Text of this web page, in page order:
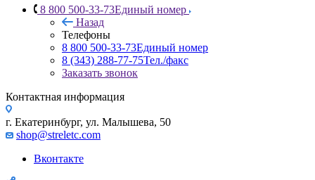
8 800 500-33-73Единый номер
Назад
Телефоны
8 800 500-33-73Единый номер
8 (343) 288-77-75Тел./факс
Заказать звонок
Контактная информация
г. Екатеринбург, ул. Малышева, 50
shop@streletc.com
Вконтакте